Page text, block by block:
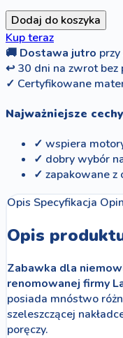
Dodaj do koszyka
Kup teraz
🚚 Dostawa jutro
↩ 30 dni na zwrot bez
✓ Certyfikowane
Najważniejsze cechy
✓ wspiera
✓ dobry wybór
✓ zapakowane z
Opis Specyfikacja
Opis
Zabawka dla
renomowanej firmy
posiada mnóstwo
szeleszczącej
poręczy.